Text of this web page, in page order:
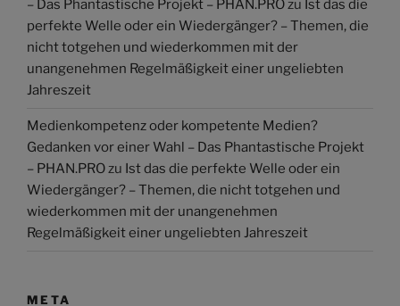
– Das Phantastische Projekt – PHAN.PROzu Ist das die
perfekte Welle oder ein Wiedergänger? – Themen, die
nicht totgehen und wiederkommen mit der
unangenehmen Regelmäßigkeit einer ungeliebten
Jahreszeit
Medienkompetenz oder kompetente Medien?
Gedanken vor einer Wahl – Das Phantastische Projekt
– PHAN.PROzu Ist das die perfekte Welle oder ein
Wiedergänger? – Themen, die nicht totgehen und
wiederkommen mit der unangenehmen
Regelmäßigkeit einer ungeliebten Jahreszeit
META